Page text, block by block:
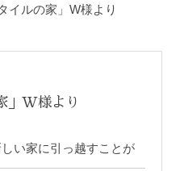
イルの家」W様より
」W様より
い家に引っ越すことが